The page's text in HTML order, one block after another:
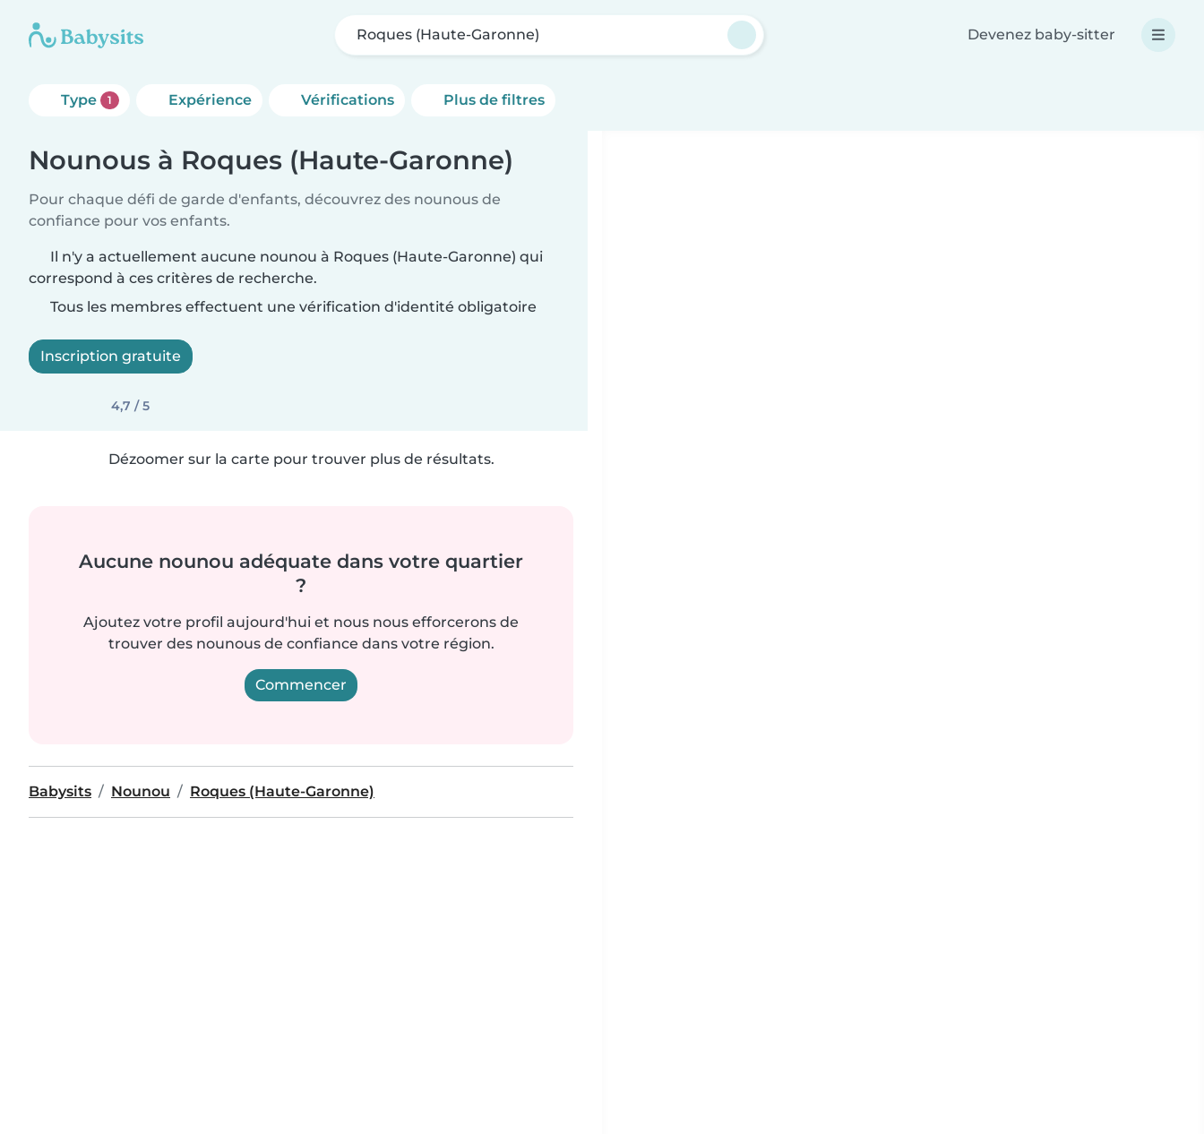
Roques (Haute-Garonne) Devenez baby-sitter
Type 1 Expérience Vérifications Plus de filtres
Nounous à Roques (Haute-Garonne)
Pour chaque défi de garde d'enfants, découvrez des nounous de
confiance pour vos enfants.
Il n'y a actuellement aucune nounou à Roques (Haute-Garonne) qui
correspond à ces critères de recherche.
Tous les membres effectuent une vérification d'identité obligatoire
Inscription gratuite
4,7 / 5
Dézoomer sur la carte pour trouver plus de résultats.
Aucune nounou adéquate dans votre quartier
?
Ajoutez votre profil aujourd'hui et nous nous efforcerons de
trouver des nounous de confiance dans votre région.
Commencer
Babysits Nounou Roques (Haute-Garonne)